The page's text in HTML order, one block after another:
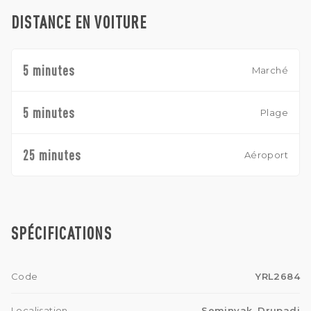
DISTANCE EN VOITURE
5 minutes Marché
5 minutes Plage
25 minutes Aéroport
SPÉCIFICATIONS
Code YRL2684